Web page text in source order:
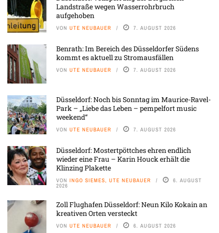
Landstraße wegen Wasserrohrbruch
aufgehoben
VON UTE NEUBAUER 7. AUGUST 2026
Benrath: Im Bereich des Düsseldorfer Südens
kommt es aktuell zu Stromausfällen
VON UTE NEUBAUER 7. AUGUST 2026
Düsseldorf: Noch bis Sonntag im Maurice-Ravel-
Park – „Liebe das Leben – pempelfort music
weekend“
VON UTE NEUBAUER 7. AUGUST 2026
Düsseldorf: Mostertpöttches ehren endlich
wieder eine Frau – Karin Houck erhält die
Klinzing Plakette
VON INGO SIEMES, UTE NEUBAUER 6. AUGUST
2026
Zoll Flughafen Düsseldorf: Neun Kilo Kokain an
kreativen Orten versteckt
VON UTE NEUBAUER 6. AUGUST 2026